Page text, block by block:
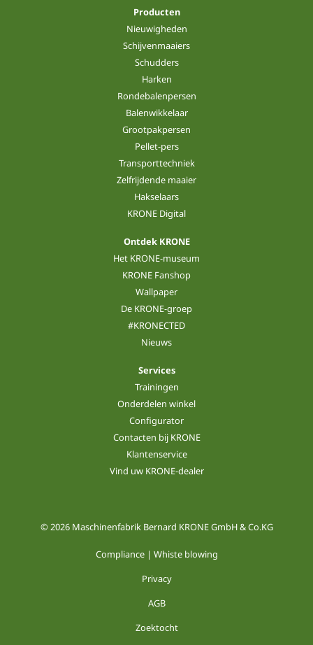
Producten
Nieuwigheden
Schijvenmaaiers
Schudders
Harken
Rondebalenpersen
Balenwikkelaar
Grootpakpersen
Pellet-pers
Transporttechniek
Zelfrijdende maaier
Hakselaars
KRONE Digital
Ontdek KRONE
Het KRONE-museum
KRONE Fanshop
Wallpaper
De KRONE-groep
#KRONECTED
Nieuws
Services
Trainingen
Onderdelen winkel
Configurator
Contacten bij KRONE
Klantenservice
Vind uw KRONE-dealer
© 2026 Maschinenfabrik Bernard KRONE GmbH & Co.KG
Compliance | Whiste blowing
Privacy
AGB
Zoektocht